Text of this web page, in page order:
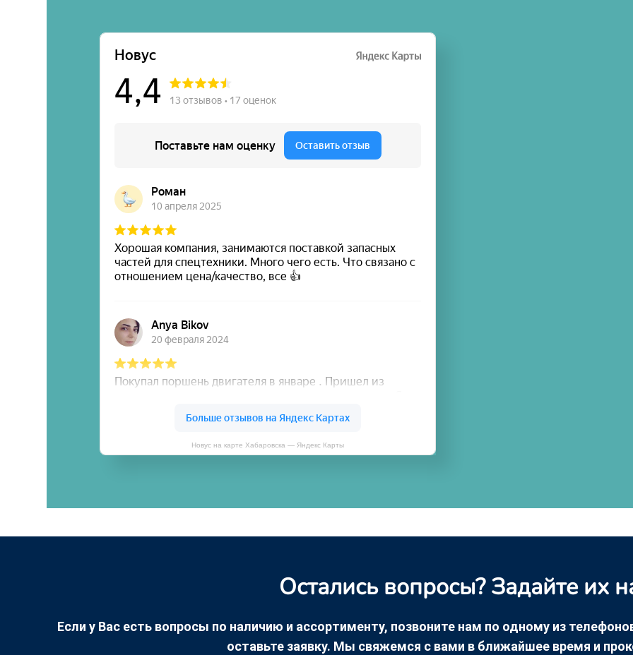
Новус на карте Хабаровска — Яндекс Карты
Остались вопросы? Задайте их
Если у Вас есть вопросы по наличию и ассортименту, позвоните нам по одному из
оставьте заявку. Мы свяжемся с вами в ближайшее время и